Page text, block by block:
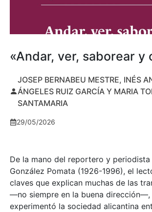
«Andar, ver, saborear y
JOSEP BERNABEU MESTRE, INÉS
ÁNGELES RUIZ GARCÍA Y MARIA
SANTAMARIA
29/05/2026
De la mano del reportero y periodista
González Pomata (1926-1996), el
claves que explican muchas de las
—no siempre en la buena dirección—,
experimentó la sociedad alicantina